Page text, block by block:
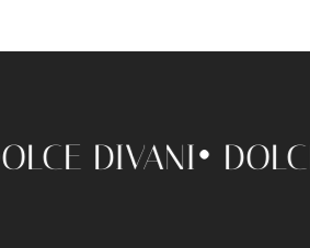
DOLCE DIVANI •